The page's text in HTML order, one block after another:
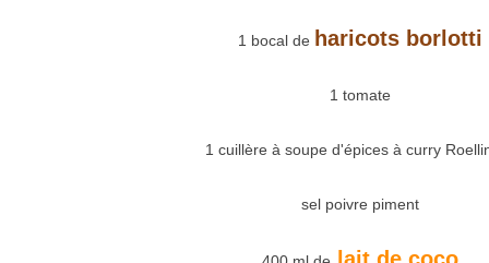
1 bocal de haricots borlotti
1 tomate
1 cuillère à soupe d'épices à curry
sel poivre piment